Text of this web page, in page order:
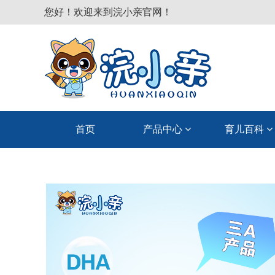
您好！欢迎来到浣小亲官网！
首页 产品中心 育儿百科